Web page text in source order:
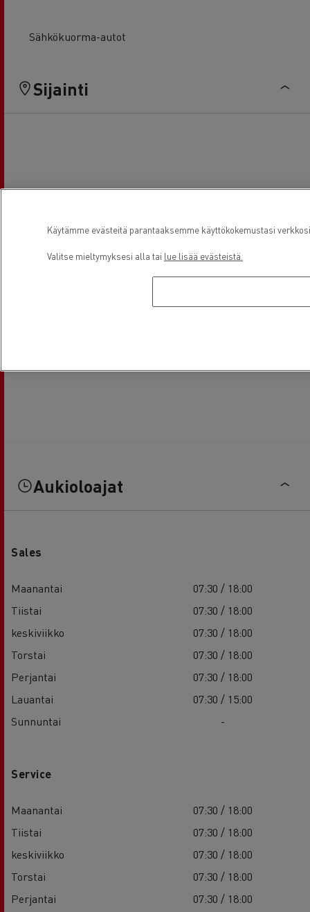
Sähkökuorma-autot
Sijainti
Aukioloajat
Sales
Maanantai
07:30 / 18:00
Tiistai
07:30 / 18:00
keskiviikko
07:30 / 18:00
Torstai
07:30 / 18:00
Perjantai
07:30 / 18:00
Lauantai
07:30 / 15:00
Sunnuntai
-
Service
Maanantai
07:30 / 18:00
Tiistai
07:30 / 18:00
keskiviikko
07:30 / 18:00
Torstai
07:30 / 18:00
Perjantai
07:30 / 18:00
Käytämme evästeitä parantaaksemme käyttökokemustasi
Valitse mieltymyksesi alla tai lue lisää evästeistä.